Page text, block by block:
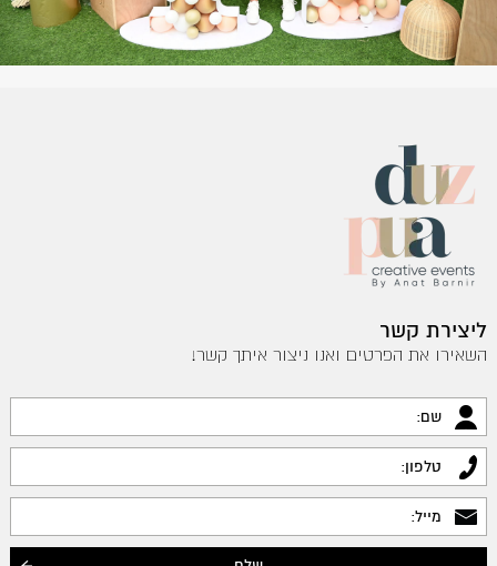
ליצירת קשר
השאירו את הפרטים ואנו ניצור איתך קשר!